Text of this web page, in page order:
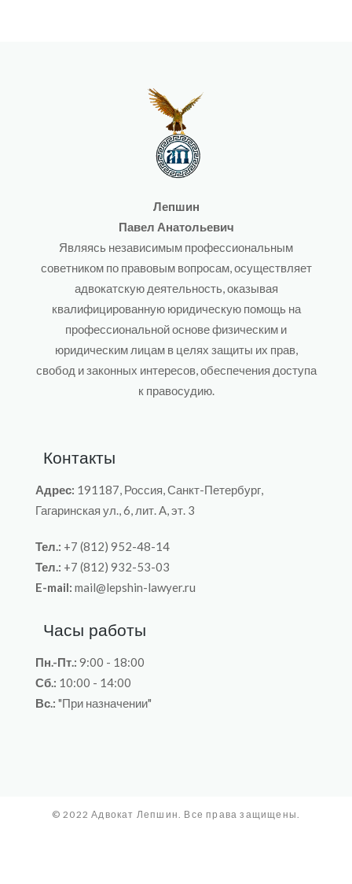
Лепшин
Павел Анатольевич
Являясь независимым профессиональным
советником по правовым вопросам, осуществляет
адвокатскую деятельность, оказывая
квалифицированную юридическую помощь на
профессиональной основе физическим и
юридическим лицам в целях защиты их прав,
свобод и законных интересов, обеспечения доступа
к правосудию.
Контакты
Адрес: 191187, Россия, Санкт-Петербург,
Гагаринская ул., 6, лит. A, эт. 3
Тел.: +7 (812) 952-48-14
Тел.: +7 (812) 932-53-03
E-mail: mail@lepshin-lawyer.ru
Часы работы
Пн.-Пт.: 9:00 - 18:00
Сб.: 10:00 - 14:00
Вс.: "При назначении"
© 2022 Адвокат Лепшин. Все права защищены.